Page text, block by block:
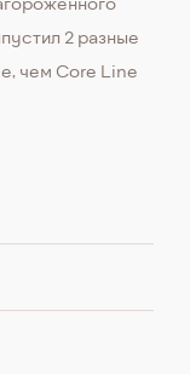
2 разные
чем Core Line